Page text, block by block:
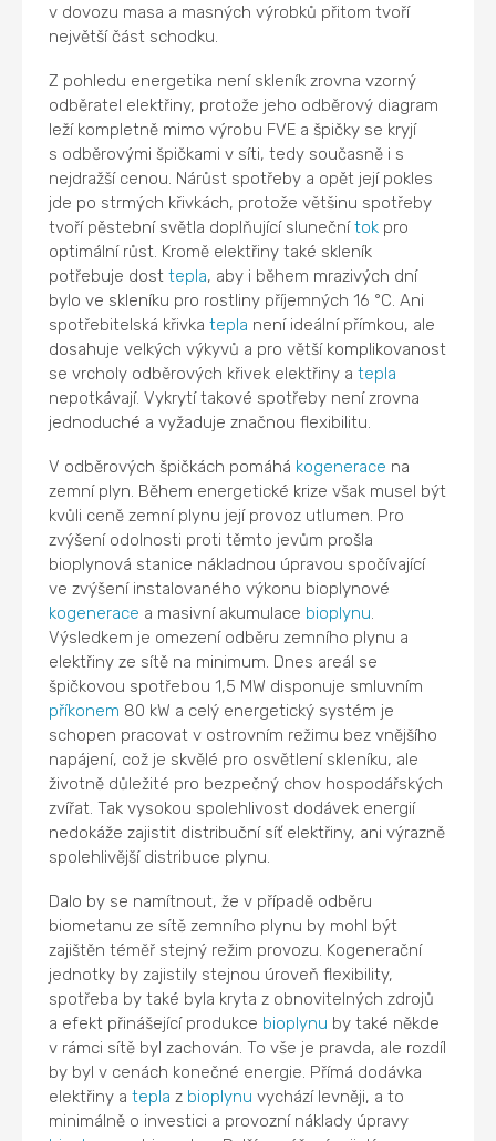
v dovozu masa a masných výrobků přitom tvoří
největší část schodku.
Z pohledu energetika není skleník zrovna vzorný
odběratel elektřiny, protože jeho odběrový diagram
leží kompletně mimo výrobu FVE a špičky se kryjí
s odběrovými špičkami v síti, tedy současně i s
nejdražší cenou. Nárůst spotřeby a opět její pokles
jde po strmých křivkách, protože většinu spotřeby
tvoří pěstební světla doplňující slunečnítok pro
optimální růst. Kromě elektřiny také skleník
potřebuje dosttepla, aby i během mrazivých dní
bylo ve skleníku pro rostliny příjemných 16 °C. Ani
spotřebitelská křivkatepla není ideální přímkou, ale
dosahuje velkých výkyvů a pro větší komplikovanost
se vrcholy odběrových křivek elektřiny atepla
nepotkávají. Vykrytí takové spotřeby není zrovna
jednoduché a vyžaduje značnou flexibilitu.
V odběrových špičkách pomáhá kogenerace na
zemní plyn. Během energetické krize však musel být
kvůli ceně zemní plynu její provoz utlumen. Pro
zvýšení odolnosti proti těmto jevům prošla
bioplynová stanice nákladnou úpravou spočívající
ve zvýšení instalovaného výkonu bioplynové
kogenerace a masivní akumulace bioplynu.
Výsledkem je omezení odběru zemního plynu a
elektřiny ze sítě na minimum. Dnes areál se
špičkovou spotřebou 1,5 MW disponuje smluvním
příkonem 80 kW a celý energetický systém je
schopen pracovat v ostrovním režimu bez vnějšího
napájení, což je skvělé pro osvětlení skleníku, ale
životně důležité pro bezpečný chov hospodářských
zvířat. Tak vysokou spolehlivost dodávek energií
nedokáže zajistit distribuční síť elektřiny, ani výrazně
spolehlivější distribuce plynu.
Dalo by se namítnout, že v případě odběru
biometanu ze sítě zemního plynu by mohl být
zajištěn téměř stejný režim provozu. Kogenerační
jednotky by zajistily stejnou úroveň flexibility,
spotřeba by také byla kryta z obnovitelných zdrojů
a efekt přinášející produkce bioplynu by také někde
v rámci sítě byl zachován. To vše je pravda, ale rozdíl
by byl v cenách konečné energie. Přímá dodávka
elektřiny atepla z bioplynu vychází levněji, a to
minimálně o investici a provozní náklady úpravy